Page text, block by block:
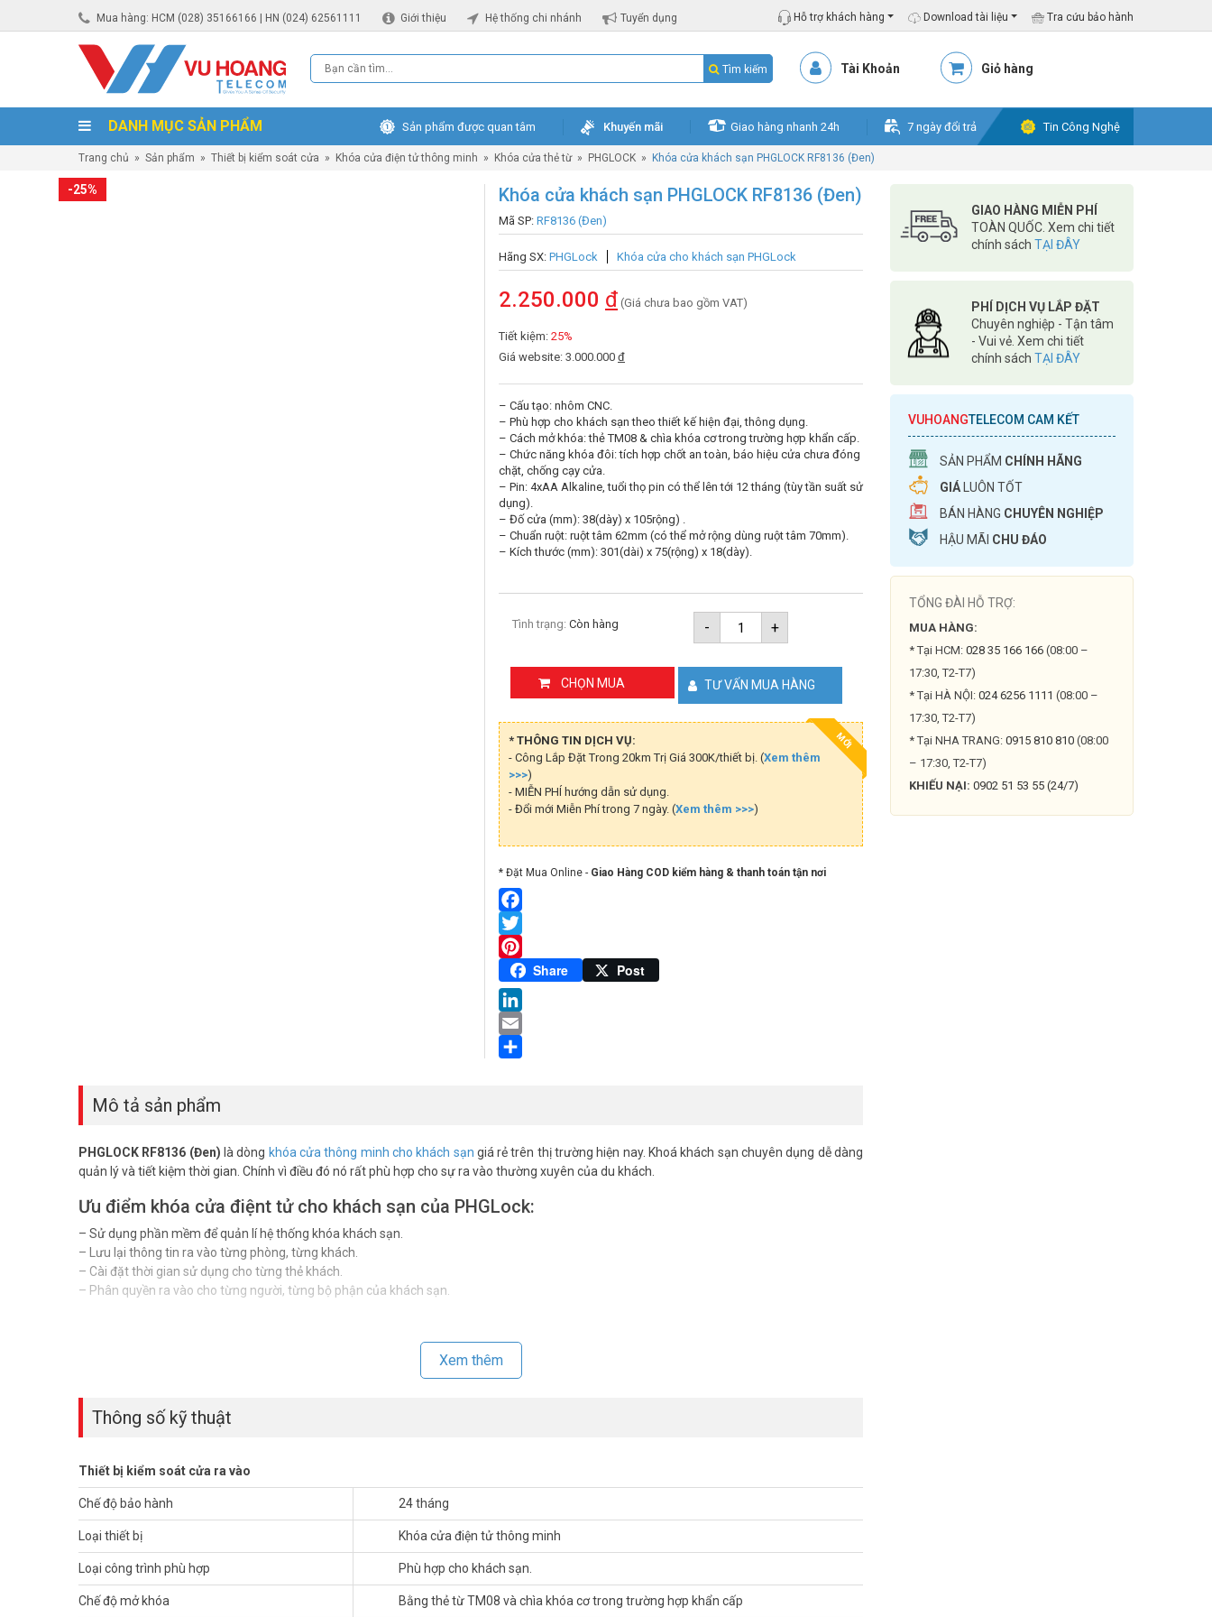
Mua hàng: HCM (028) 35166166 | HN (024) 62561111 Giới thiệu Hệ thống chi nhánh Tuyển dụng Hỗ trợ khách hàng Download tài liệu Tra cứu bảo hành
Tìm kiếm Tài Khoản Giỏ hàng
DANH MỤC SẢN PHẨM Sản phẩm được quan tâm Khuyến mãi Giao hàng nhanh 24h 7 ngày đổi trả Tin Công Nghệ
Trang chủ » Sản phẩm » Thiết bị kiểm soát cửa » Khóa cửa điện tử thông minh » Khóa cửa thẻ từ » PHGLOCK » Khóa cửa khách sạn PHGLOCK RF8136 (Đen)
-25% Khóa cửa khách sạn PHGLOCK RF8136 (Đen)
Mã SP: RF8136 (Đen)
Hãng SX: PHGLock Khóa cửa cho khách sạn PHGLock
2.250.000 đ (Giá chưa bao gồm VAT)
Tiết kiệm: 25%
Giá website: 3.000.000 đ
– Cấu tạo: nhôm CNC.
– Phù hợp cho khách sạn theo thiết kế hiện đại, thông dụng.
– Cách mở khóa: thẻ TM08 & chìa khóa cơ trong trường hợp khẩn cấp.
– Chức năng khóa đôi: tích hợp chốt an toàn, báo hiệu cửa chưa đóng
chặt, chống cạy cửa.
– Pin: 4xAA Alkaline, tuổi thọ pin có thể lên tới 12 tháng (tùy tần suất sử
dụng).
– Đố cửa (mm): 38(dày) x 105rộng) .
– Chuẩn ruột: ruột tâm 62mm (có thể mở rộng dùng ruột tâm 70mm).
– Kích thước (mm): 301(dài) x 75(rộng) x 18(dày).
-
Khóa
cửa
khách
PHGLOCK
RF8136
(Đen)
số
+
Tình trạng: Còn hàng
CHỌN MUA TƯ VẤN MUA HÀNG
MỚI
* THÔNG TIN DỊCH VỤ:
- Công Lắp Đặt Trong 20km Trị Giá 300K/thiết bị. (Xem thêm
>>>)
- MIỄN PHÍ hướng dẫn sử dụng.
- Đổi mới Miễn Phí trong 7 ngày. (Xem thêm >>>)
* Đặt Mua Online - Giao Hàng COD kiểm hàng & thanh toán tận nơi
Facebook
Twitter
Pinterest
Share Post
LinkedIn
Email
Mô tả sản phẩm
PHGLOCK RF8136 (Đen) là dòng khóa cửa thông minh cho khách sạn giá rẻ trên thị trường hiện nay. Khoá khách sạn chuyên dụng dễ dàng
quản lý và tiết kiệm thời gian. Chính vì điều đó nó rất phù hợp cho sự ra vào thường xuyên của du khách.
Ưu điểm khóa cửa điệnt tử cho khách sạn của PHGLock:
– Sử dụng phần mềm để quản lí hệ thống khóa khách sạn.
– Lưu lại thông tin ra vào từng phòng, từng khách.
– Cài đặt thời gian sử dụng cho từng thẻ khách.
– Phân quyền ra vào cho từng người, từng bộ phận của khách sạn.
Xem thêm
Thông số kỹ thuật
Thiết bị kiểm soát cửa ra vào
Chế độ bảo hành 24 tháng
Loại thiết bị Khóa cửa điện tử thông minh
Loại công trình phù hợp Phù hợp cho khách sạn.
Chế độ mở khóa Bằng thẻ từ TM08 và chìa khóa cơ trong trường hợp khẩn cấp
GIAO HÀNG MIỄN PHÍ
TOÀN QUỐC. Xem chi tiết
chính sách TẠI ĐÂY
PHÍ DỊCH VỤ LẮP ĐẶT
Chuyên nghiệp - Tận tâm
- Vui vẻ. Xem chi tiết
chính sách TẠI ĐÂY
VUHOANGTELECOM CAM KẾT
SẢN PHẨM CHÍNH HÃNG
GIÁ LUÔN TỐT
BÁN HÀNG CHUYÊN NGHIỆP
HẬU MÃI CHU ĐÁO
TỔNG ĐÀI HỖ TRỢ:
MUA HÀNG:
* Tại HCM: 028 35 166 166 (08:00 –
17:30, T2-T7)
* Tại HÀ NỘI: 024 6256 1111 (08:00 –
17:30, T2-T7)
* Tại NHA TRANG: 0915 810 810 (08:00
– 17:30, T2-T7)
KHIẾU NẠI: 0902 51 53 55 (24/7)